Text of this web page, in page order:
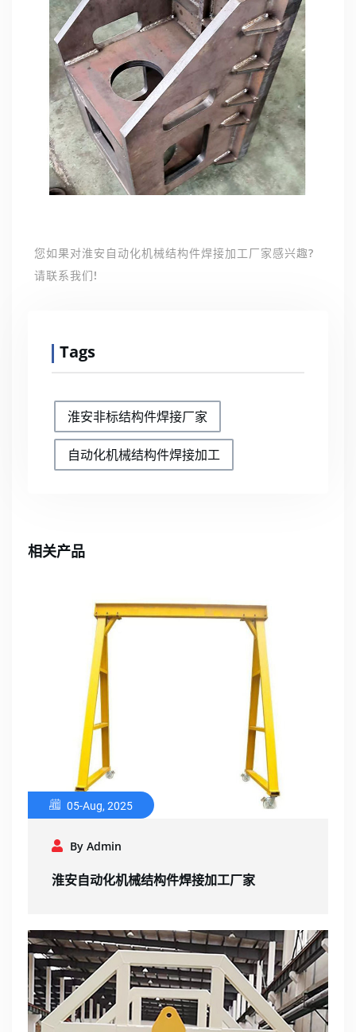
您如果对淮安自动化机械结构件焊接加工厂家感兴趣?
请联系我们!
Tags
淮安非标结构件焊接厂家
自动化机械结构件焊接加工
相关产品
05-Aug, 2025
By Admin
淮安自动化机械结构件焊接加工厂家